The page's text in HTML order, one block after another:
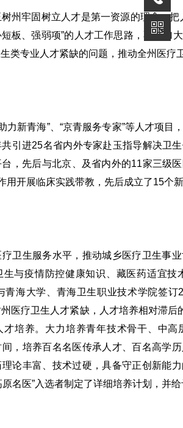
州牢固树立人才是第一资源的理念，
板、强弱项”的人才工作思路，不断加
类专业人才紧缺的问题，推动全州医疗
力新青海”、“京青服务专家”等人才项
引进25名省内外专家赴玉指导解决卫
，先后与北京、及省内外的11家三级
用开展临床实践带教，先后成立了15个
卫生服务水平，推动城乡医疗卫生事
生与疫情防控健康知识、藏医药适宜技
青海大学、青海卫生职业技术学院签
医疗卫生人才紧缺，人才培养相对滞后
才培养。大力培养青年技术骨干、中
，培养百名名医传承人才、百名高学
论丰富、技术过硬，具备守正创新能
原名医”入选者制定了详细培养计划，并